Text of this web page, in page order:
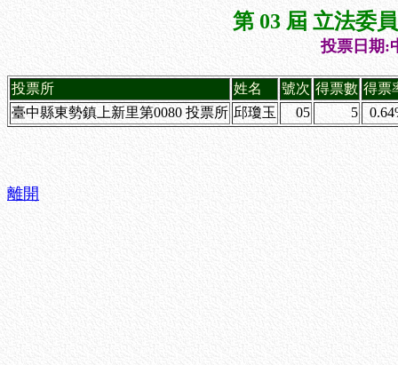
第 03 屆 立法委
投票日期:
投票所 姓名 號次 得票數 得票
臺中縣東勢鎮上新里第0080 投票所 邱瓊玉 05 5
離開